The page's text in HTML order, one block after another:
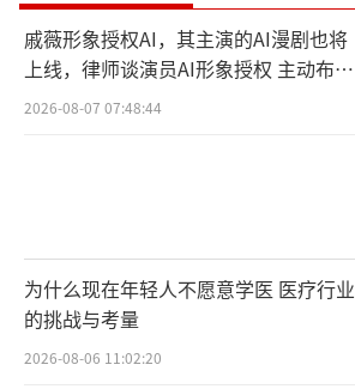
戚薇形象授权AI，其主演的AI漫剧也将
上线，律师谈演员AI形象授权 主动布局
数字资产
2026-08-07 07:48:44
为什么现在年轻人不愿意学医 医疗行业
的挑战与考量
2026-08-06 11:02:20